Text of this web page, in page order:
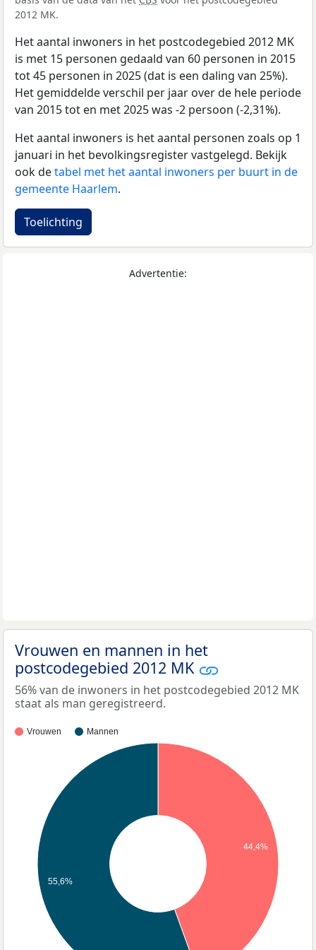
2012 MK.
Het aantal inwoners in het postcodegebied 2012 MK
is met 15 personen gedaald van 60 personen in 2015
tot 45 personen in 2025 (dat is een daling van 25%).
Het gemiddelde verschil per jaar over de hele periode
van 2015 tot en met 2025 was -2 persoon (-2,31%).
Het aantal inwoners is het aantal personen zoals op 1
januari in het bevolkingsregister vastgelegd. Bekijk
ook detabel met het aantal inwoners per buurt in de
gemeente Haarlem.
Toelichting
Advertentie:
Vrouwen en mannen in het
postcodegebied 2012 MK
56% van de inwoners in het postcodegebied 2012 MK
staat als man geregistreerd.
Vrouwen Mannen
44,4%
55,6%